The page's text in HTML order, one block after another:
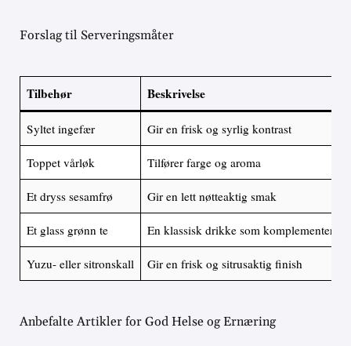
Forslag til Serveringsmåter
Tilbehør Beskrivelse
Syltet ingefær Gir en frisk og syrlig kontrast
Toppet vårløk Tilfører farge og aroma
Et dryss sesamfrø Gir en lett nøtteaktig smak
Et glass grønn te En klassisk drikke som komplementerer
Yuzu- eller sitronskall Gir en frisk og sitrusaktig finish
Anbefalte Artikler for God Helse og Ernæring